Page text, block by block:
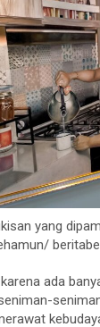
yang
ada